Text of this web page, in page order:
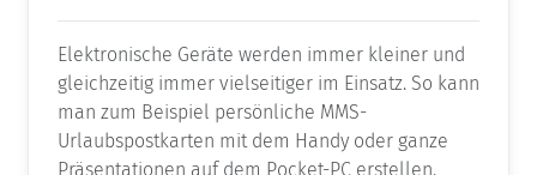
Elektronische Geräte werden immer kleiner und
gleichzeitig immer vielseitiger im Einsatz. So kann
man zum Beispiel persönliche MMS-
Urlaubspostkarten mit dem Handy oder ganze
Präsentationen auf dem Pocket-PC erstellen.